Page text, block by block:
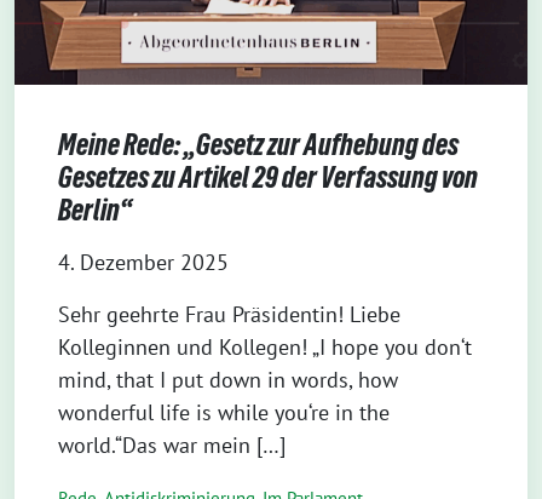
Meine Rede: „Gesetz zur Aufhebung des
Gesetzes zu Artikel 29 der Verfassung von
Berlin“
4. Dezember 2025
Sehr geehrte Frau Präsidentin! Liebe
Kolleginnen und Kollegen! „I hope you don‘t
mind, that I put down in words, how
wonderful life is while you‘re in the
world.“Das war mein […]